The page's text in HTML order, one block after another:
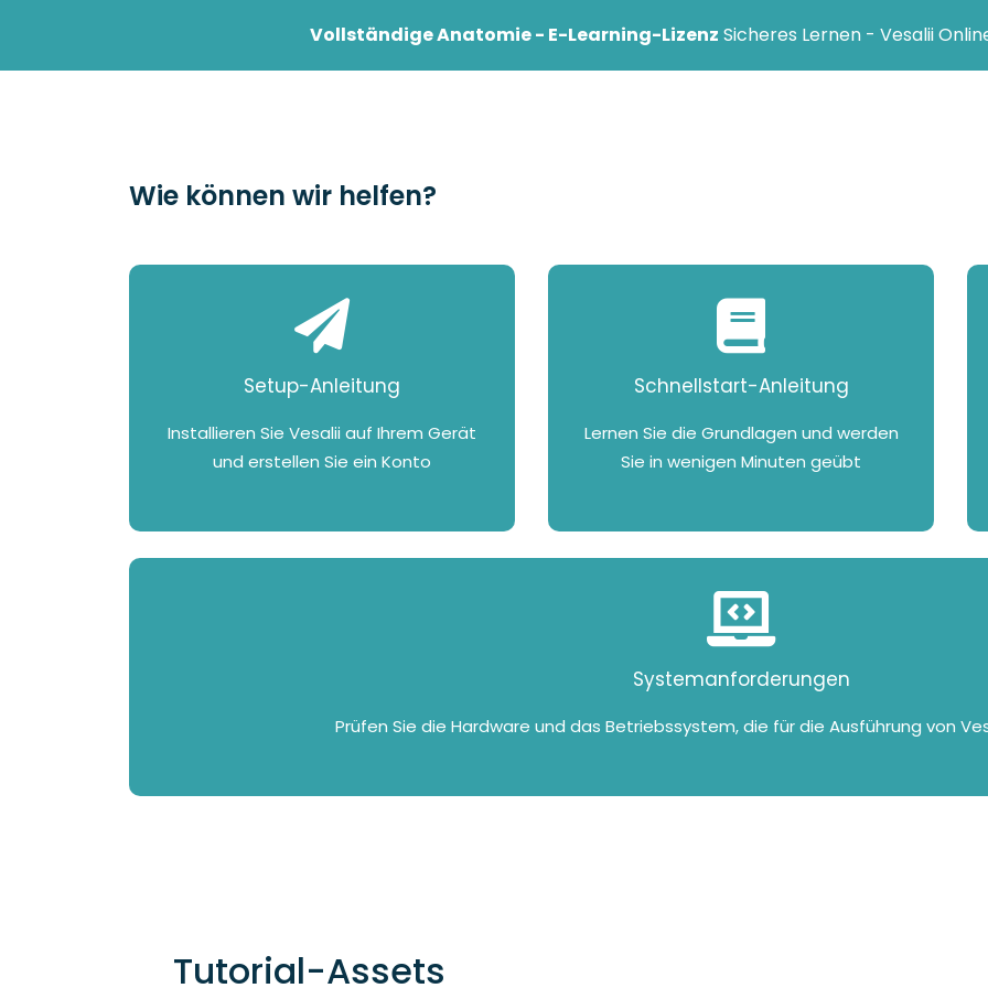
Vollständige Anatomie - E-Learning-Lizenz Sicheres Lernen - Vesalii
Student Professionell Einrichtung Hilfe-Center Blog
Wie können wir helfen?
Setup-Anleitung
Installieren Sie Vesalii auf Ihrem Gerät
und erstellen Sie ein Konto
Schnellstart-Anleitung
Lernen Sie die Grundlagen und werden
Sie in wenigen Minuten geübt
Systemanforderungen
Prüfen Sie die Hardware und das Betriebssystem, die für die Ausführung von
Tutorial-Assets